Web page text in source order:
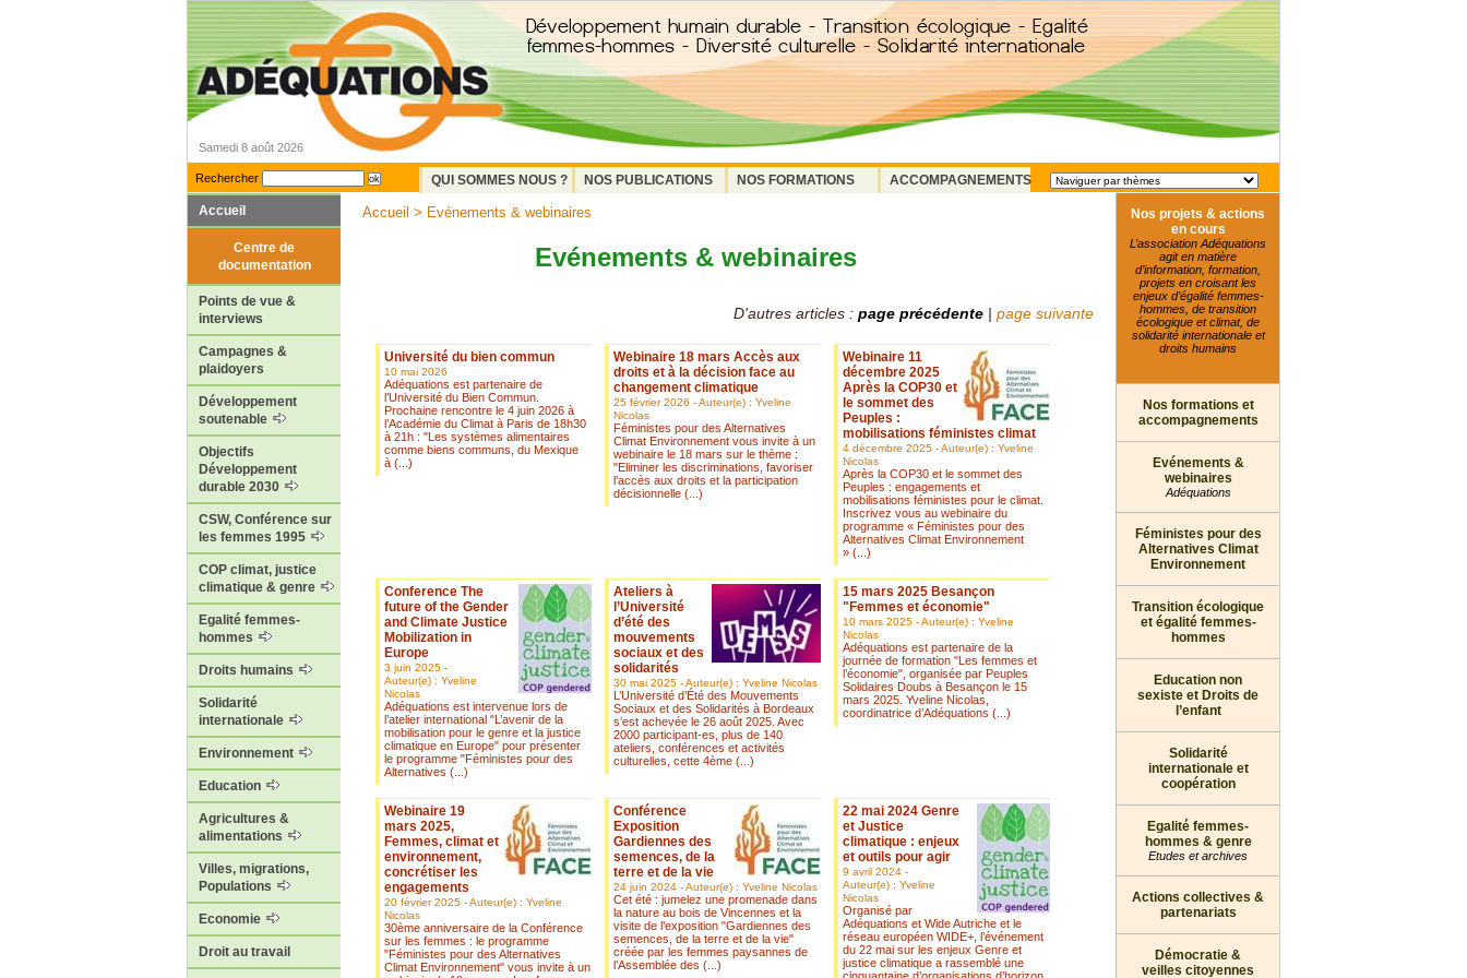
Samedi 8 août 2026
Rechercher QUI SOMMES NOUS ? NOS PUBLICATIONS NOS FORMATIONS
ACCOMPAGNEMENTS
Accueil
Centre de
documentation
Points de vue &
interviews
Campagnes &
plaidoyers
Développement
soutenable
Objectifs
Développement
durable 2030
CSW, Conférence sur
les femmes 1995
COP climat, justice
climatique & genre
Egalité femmes-
hommes
Droits humains
Solidarité
internationale
Environnement
Education
Agricultures &
alimentations
Villes, migrations,
Populations
Economie
Droit au travail
Nos projets & actions
en cours
L’association Adéquations
agit en matière
d’information, formation,
projets en croisant les
enjeux d’égalité femmes-
hommes, de transition
écologique et climat, de
solidarité internationale et
droits humains
Nos formations et
accompagnements
Evénements &
webinaires
Adéquations
Féministes pour des
Alternatives Climat
Environnement
Transition écologique
et égalité femmes-
hommes
Education non
sexiste et Droits de
l’enfant
Solidarité
internationale et
coopération
Egalité femmes-
hommes & genre
Etudes et archives
Actions collectives &
partenariats
Démocratie &
veilles citoyennes
Accueil > Evénements & webinaires
Evénements & webinaires
D'autres articles : page précédente page suivante
Université du bien commun
10 mai 2026
Adéquations est partenaire de
l’Université du Bien Commun.
Prochaine rencontre le 4 juin 2026 à
l’Académie du Climat à Paris de 18h30
à 21h : "Les systèmes alimentaires
comme biens communs, du Mexique
à (...)
Webinaire 18 mars Accès aux
droits et à la décision face au
changement climatique
25 février 2026 - Auteur(e) : Yveline
Nicolas
Féministes pour des Alternatives
Climat Environnement vous invite à un
webinaire le 18 mars sur le thème :
"Eliminer les discriminations, favoriser
l’accès aux droits et la participation
décisionnelle (...)
Webinaire 11
décembre 2025
Après la COP30 et
le sommet des
Peuples :
mobilisations féministes climat
4 décembre 2025 - Auteur(e) : Yveline
Nicolas
Après la COP30 et le sommet des
Peuples : engagements et
mobilisations féministes pour le climat.
Inscrivez vous au webinaire du
programme « Féministes pour des
Alternatives Climat Environnement
» (...)
Conference The
future of the Gender
and Climate Justice
Mobilization in
Europe
3 juin 2025 -
Auteur(e) : Yveline
Nicolas
Adéquations est intervenue lors de
l’atelier international "L’avenir de la
mobilisation pour le genre et la justice
climatique en Europe" pour présenter
le programme "Féministes pour des
Alternatives (...)
Ateliers à
l’Université
d’été des
mouvements
sociaux et des
solidarités
30 mai 2025 - Auteur(e) : Yveline Nicolas
L’Université d’Été des Mouvements
Sociaux et des Solidarités à Bordeaux
s’est achevée le 26 août 2025. Avec
2000 participant-es, plus de 140
ateliers, conférences et activités
culturelles, cette 4ème (...)
15 mars 2025 Besançon
"Femmes et économie"
10 mars 2025 - Auteur(e) : Yveline
Nicolas
Adéquations est partenaire de la
journée de formation "Les femmes et
l’économie", organisée par Peuples
Solidaires Doubs à Besançon le 15
mars 2025. Yveline Nicolas,
coordinatrice d’Adéquations (...)
Webinaire 19
mars 2025,
Femmes, climat et
environnement,
concrétiser les
engagements
20 février 2025 - Auteur(e) : Yveline
Nicolas
30ème anniversaire de la Conférence
sur les femmes : le programme
"Féministes pour des Alternatives
Climat Environnement" vous invite à un
Conférence
Exposition
Gardiennes des
semences, de la
terre et de la vie
24 juin 2024 - Auteur(e) : Yveline Nicolas
Cet été : jumelez une promenade dans
la nature au bois de Vincennes et la
visite de l’exposition "Gardiennes des
semences, de la terre et de la vie"
créée par les femmes paysannes de
l’Assemblée des (...)
22 mai 2024 Genre
et Justice
climatique : enjeux
et outils pour agir
9 avril 2024 -
Auteur(e) : Yveline
Nicolas
Organisé par
Adéquations et Wide Autriche et le
réseau européen WIDE+, l’événement
du 22 mai sur les enjeux Genre et
justice climatique a rassemblé une